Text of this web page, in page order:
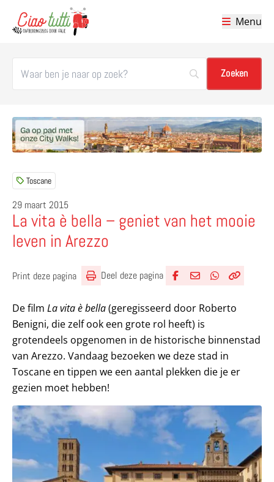
Menu
Toscane
29 maart 2015
La vita è bella – geniet van het mooie
leven in Arezzo
Print deze pagina Deel deze pagina
De film La vita è bella(geregisseerd door Roberto
Benigni, die zelf ook een grote rol heeft) is
grotendeels opgenomen in de historische binnenstad
van Arezzo. Vandaag bezoeken we deze stad in
Toscane en tippen we een aantal plekken die je er
gezien moet hebben!